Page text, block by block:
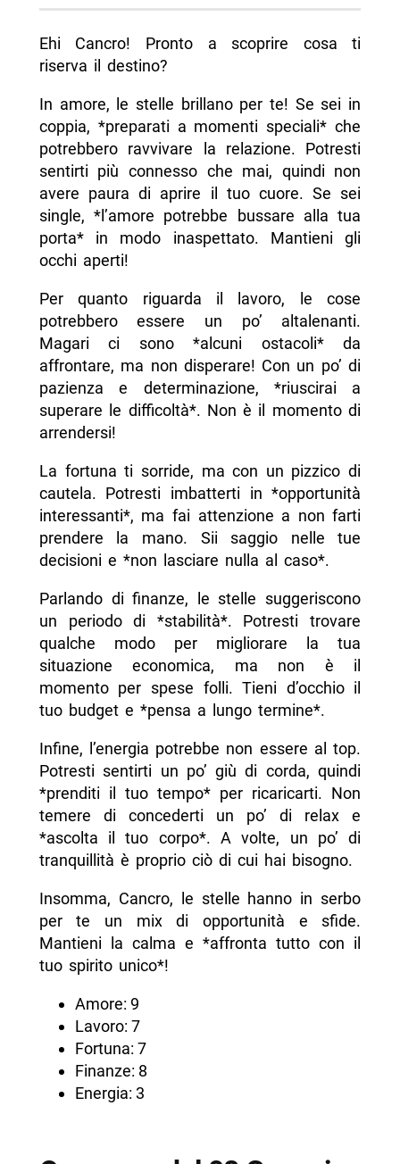
Ehi Cancro! Pronto a scoprire cosa ti
riserva il destino?
In amore, le stelle brillano per te! Se sei in
coppia, *preparati a momenti speciali* che
potrebbero ravvivare la relazione. Potresti
sentirti più connesso che mai, quindi non
avere paura di aprire il tuo cuore. Se sei
single, *l’amore potrebbe bussare alla tua
porta* in modo inaspettato. Mantieni gli
occhi aperti!
Per quanto riguarda il lavoro, le cose
potrebbero essere un po’ altalenanti.
Magari ci sono *alcuni ostacoli* da
affrontare, ma non disperare! Con un po’ di
pazienza e determinazione, *riuscirai a
superare le difficoltà*. Non è il momento di
arrendersi!
La fortuna ti sorride, ma con un pizzico di
cautela. Potresti imbatterti in *opportunità
interessanti*, ma fai attenzione a non farti
prendere la mano. Sii saggio nelle tue
decisioni e *non lasciare nulla al caso*.
Parlando di finanze, le stelle suggeriscono
un periodo di *stabilità*. Potresti trovare
qualche modo per migliorare la tua
situazione economica, ma non è il
momento per spese folli. Tieni d’occhio il
tuo budget e *pensa a lungo termine*.
Infine, l’energia potrebbe non essere al top.
Potresti sentirti un po’ giù di corda, quindi
*prenditi il tuo tempo* per ricaricarti. Non
temere di concederti un po’ di relax e
*ascolta il tuo corpo*. A volte, un po’ di
tranquillità è proprio ciò di cui hai bisogno.
Insomma, Cancro, le stelle hanno in serbo
per te un mix di opportunità e sfide.
Mantieni la calma e *affronta tutto con il
tuo spirito unico*!
Amore: 9
Lavoro: 7
Fortuna: 7
Finanze: 8
Energia: 3